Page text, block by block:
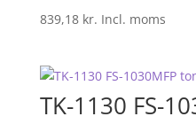
839,18 kr. Incl. moms
TK-1130 FS-